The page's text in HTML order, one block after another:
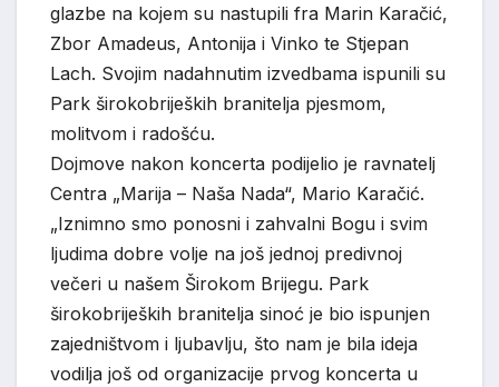
glazbe na kojem su nastupili fra Marin Karačić,
Zbor Amadeus, Antonija i Vinko te Stjepan
Lach. Svojim nadahnutim izvedbama ispunili su
Park širokobrijeških branitelja pjesmom,
molitvom i radošću.
Dojmove nakon koncerta podijelio je ravnatelj
Centra „Marija – Naša Nada“, Mario Karačić.
„Iznimno smo ponosni i zahvalni Bogu i svim
ljudima dobre volje na još jednoj predivnoj
večeri u našem Širokom Brijegu. Park
širokobrijeških branitelja sinoć je bio ispunjen
zajedništvom i ljubavlju, što nam je bila ideja
vodilja još od organizacije prvog koncerta u